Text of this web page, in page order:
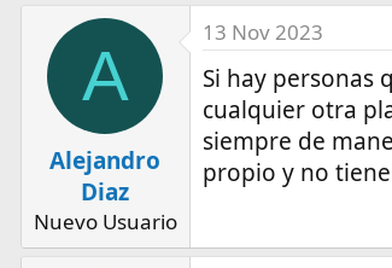
A
Alejandro
Diaz
Nuevo Usuario
13 Nov 2023
Si hay
cualquier otra
siempre de
propio y no